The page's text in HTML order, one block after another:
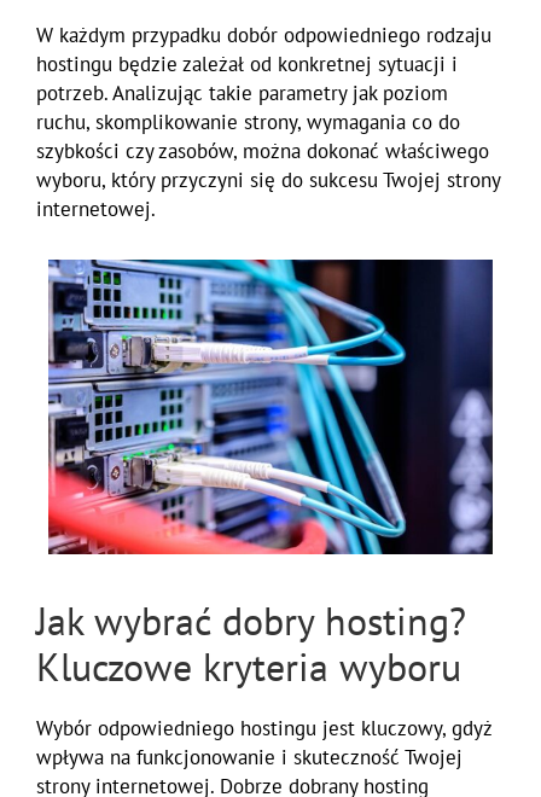
W każdym przypadku dobór odpowiedniego rodzaju
hostingu będzie zależał od konkretnej sytuacji i
potrzeb. Analizując takie parametry jak poziom
ruchu, skomplikowanie strony, wymagania co do
szybkości czy zasobów, można dokonać właściwego
wyboru, który przyczyni się do sukcesu Twojej strony
internetowej.
Jak wybrać dobry hosting?
Kluczowe kryteria wyboru
Wybór odpowiedniego hostingu jest kluczowy, gdyż
wpływa na funkcjonowanie i skuteczność Twojej
strony internetowej. Dobrze dobrany hosting